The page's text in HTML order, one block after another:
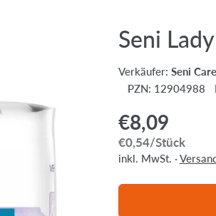
Seni
Verkäufer: Seni Care
PZN: 12904988
Regulärer
Preis
€8,09
Stückpreis
€0,54/pro
Stück
inkl. MwSt. ·